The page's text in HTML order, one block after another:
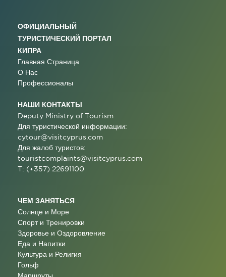
ОФИЦИАЛЬНЫЙ
ТУРИСТИЧЕСКИЙ ПОРТАЛ
КИПРА
Главная Страница
О Нас
Профессионалы
НАШИ КОНТАКТЫ
Deputy Ministry of Tourism
Для туристической информации:
cytour@visitcyprus.com
Для жалоб туристов:
touristcomplaints@visitcyprus.com
T: (+357) 22691100
ЧЕМ ЗАНЯТЬСЯ
Солнце и Море
Спорт и Тренировки
Здоровье и Оздоровление
Еда и Напитки
Культура и Религия
Гольф